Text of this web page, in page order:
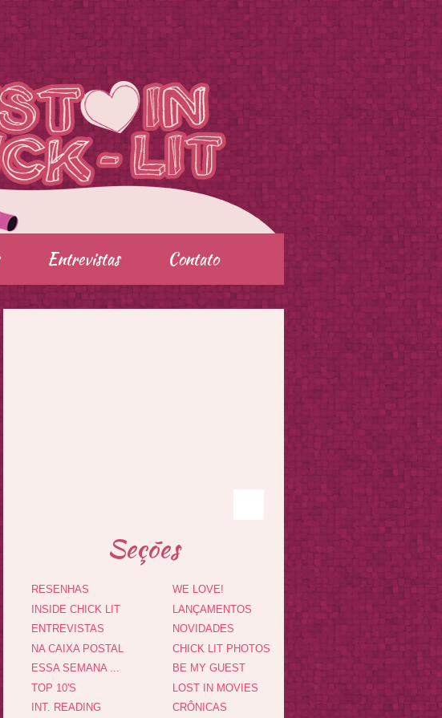
Entrevistas Contato
Seções
RESENHAS
INSIDE CHICK LIT
ENTREVISTAS
NA CAIXA POSTAL
ESSA SEMANA ...
TOP 10'S
INT. READING
WE LOVE!
LANÇAMENTOS
NOVIDADES
CHICK LIT PHOTOS
BE MY GUEST
LOST IN MOVIES
CRÔNICAS